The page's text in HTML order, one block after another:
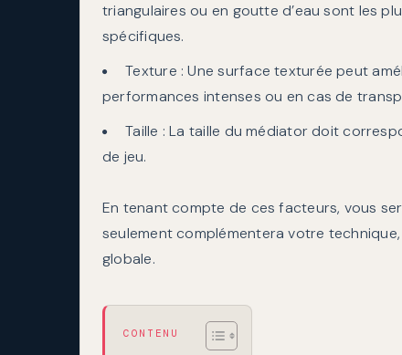
triangulaires ou en goutte d’eau sont les
spécifiques.
Texture : Une surface texturée peut
performances intenses ou en cas de
Taille : La taille du médiator doit
de jeu.
En tenant compte de ces facteurs, vous
seulement complémentera votre
globale.
CONTENU